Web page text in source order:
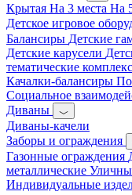
Крытая На 3 места На
Детское игровое
Балансиры Детские
Детские карусели
тематические
Качалки-балансиры
Социальное
Диваны
Диваны-качели
Заборы и ограждения
Газонные ограждения
металлические
Индивидуальные